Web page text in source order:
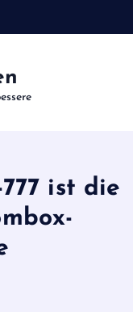
ist die